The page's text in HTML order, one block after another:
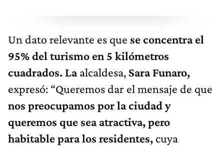
Un dato relevante es que se concentra el
95% del turismo en 5 kilómetros
cuadrados. Laalcaldesa, Sara Funaro,
expresó: “Queremos dar el mensaje de que
nos preocupamos por la ciudad y
queremos que sea atractiva, pero
habitable para los residentes, cuya